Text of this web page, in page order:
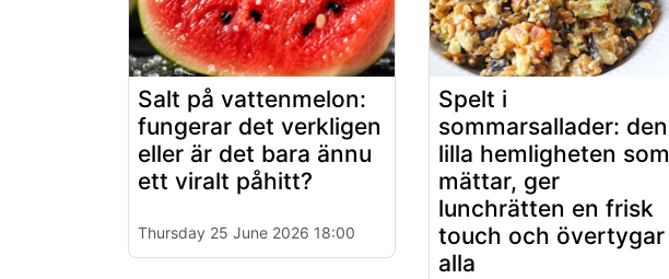
Salt på vattenmelon:
fungerar det verkligen
eller är det bara ännu
ett viralt påhitt?
Thursday 25 June 2026 18:00
Spelt i
sommarsallader: den
lilla hemligheten som
mättar, ger
lunchrätten en frisk
touch och övertygar
alla